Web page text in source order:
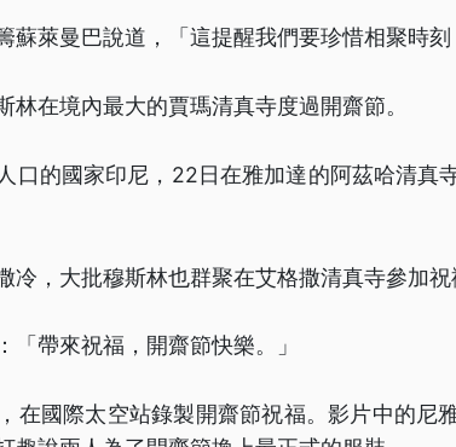
蘇萊曼巴說道，「這提醒我們要珍惜相聚時刻
林在境內最大的賈瑪清真寺度過開齋節。
口的國家印尼，22日在雅加達的阿茲哈清真
冷，大批穆斯林也群聚在艾格撒清真寺參加祝
「帶來祝福，開齋節快樂。」
在國際太空站錄製開齋節祝福。影片中的尼